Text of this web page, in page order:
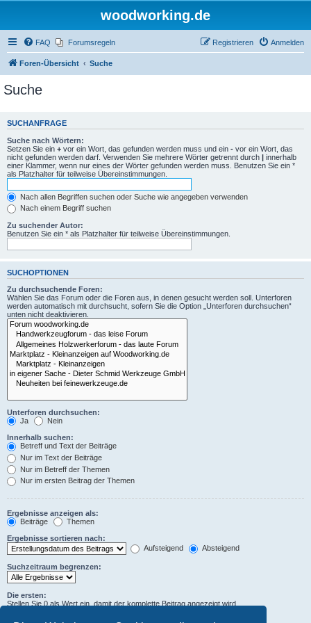
woodworking.de
FAQ Forumsregeln Anmelden
Registrieren
Foren-Übersicht Suche
Suche
SUCHANFRAGE
Suche nach Wörtern:
Setzen Sie ein + vor ein Wort, das gefunden werden muss und ein - vor ein Wort, das
nicht gefunden werden darf. Verwenden Sie mehrere Wörter getrennt durch | innerhalb
einer Klammer, wenn nur eines der Wörter gefunden werden muss. Benutzen Sie ein *
als Platzhalter für teilweise Übereinstimmungen.
Nach allen Begriffen suchen oder Suche wie angegeben verwenden
Nach einem Begriff suchen
Zu suchender Autor:
Benutzen Sie ein * als Platzhalter für teilweise Übereinstimmungen.
SUCHOPTIONEN
Zu durchsuchende Foren:
Wählen Sie das Forum oder die Foren aus, in denen gesucht werden soll. Unterforen
werden automatisch mit durchsucht, sofern Sie die Option „Unterforen durchsuchen“
unten nicht deaktivieren.
Unterforen durchsuchen:
Ja
Nein
Innerhalb suchen:
Betreff und Text der Beiträge
Nur im Text der Beiträge
Nur im Betreff der Themen
Nur im ersten Beitrag der Themen
Ergebnisse anzeigen als:
Beiträge
Themen
Ergebnisse sortieren nach:
Aufsteigend
Absteigend
Suchzeitraum begrenzen:
Die ersten:
Stellen Sie 0 als Wert ein, damit der komplette Beitrag angezeigt wird.